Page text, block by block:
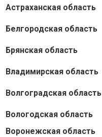
Астраханская область
Белгородская область
Брянская область
Владимирская область
Волгоградская область
Вологодская область
Воронежская область